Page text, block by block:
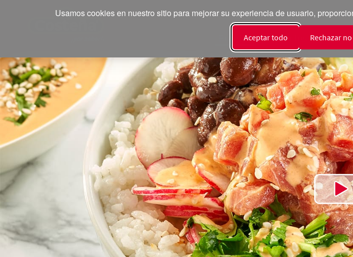
Usamos cookies en nuestro sitio para mejorar su experiencia de usuario,
Aceptar todo Rechazar
Recetas Productos Talento